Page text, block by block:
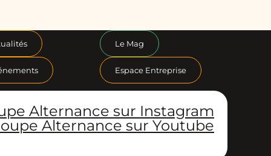
Le Mag
Espace Entreprise
Alternance sur Instagram
Alternance sur Youtube